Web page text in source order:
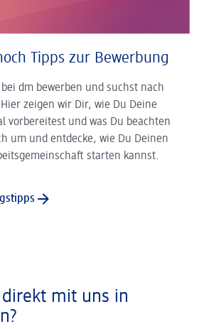
Tipps zur Bewerbung
dm bewerben und suchst nach
zeigen wir Dir, wie Du Deine
vorbereitest und was Du beachten
um und entdecke, wie Du Deinen
starten kannst.
mit uns in